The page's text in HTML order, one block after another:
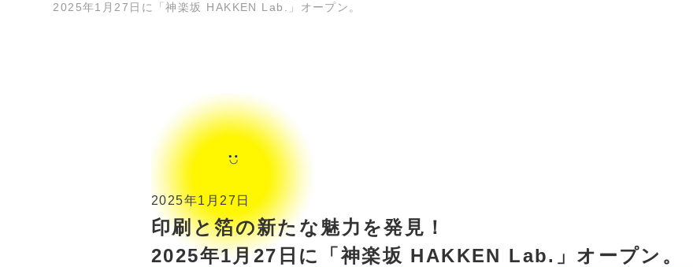
2025年1月27日に「神楽坂 HAKKEN Lab.」オープン。
2025年1月27日
印刷と箔の新たな魅力を発見！
2025年1月27日に「神楽坂 HAKKEN Lab.」オープン。